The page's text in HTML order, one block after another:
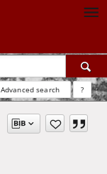
Advanced search ?